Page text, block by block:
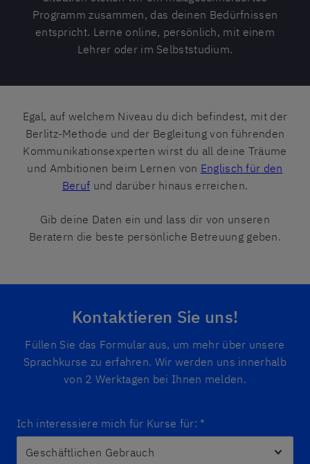
Programm zusammen, das deinen Bedürfnissen
entspricht. Lerne online, persönlich, mit einem
Lehrer oder im Selbststudium.
Egal, auf welchem Niveau du dich befindest, mit der
Berlitz-Methode und der Begleitung von führenden
Kommunikationsexperten wirst du all deine Träume
und Ambitionen beim Lernen von Englisch für den
Beruf und darüber hinaus erreichen.
Gib deine Daten ein und lass dir von unseren
Beratern die beste persönliche Betreuung geben.
Kontaktieren Sie uns!
Füllen Sie das Formular aus, um mehr über unsere
Sprachkurse zu erfahren. Wir werden uns innerhalb
von 2 Werktagen bei Ihnen melden.
Ich interessiere mich für Kurse für: *